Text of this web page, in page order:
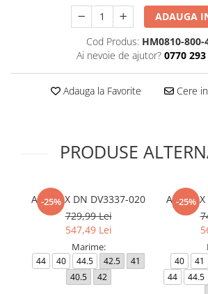
ADAUGA
Cod Produs: HM0810-800-
Ai nevoie de ajutor? 0770
Adauga la Favorite Cere
PRODUSE
-25%
AIR MAX DN DV3337-020
729,99 Lei
547,49 Lei
Marime:
44 40 44.5 42.5
41
40.5
42
-25%
AIR
40 41
44
44.5